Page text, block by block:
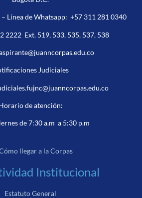
Línea de Whatsapp: +57 311 281 0340
2222Ext. 519, 533, 535, 537, 538
Judiciales
de atención:
de 7:30 a.m a 5:30 p.m
llegar a la Corpas
Institucional
Estatuto General